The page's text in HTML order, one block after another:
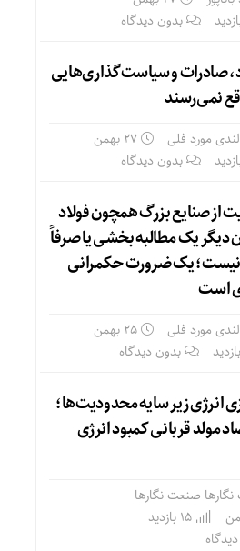
بدون دیدگاه
صادرات و سیاست‌گذاری‌هایی
نمی‌رسند
مورد فلی
۲۷ بهمن
بدون دیدگاه
از صنایع بزرگ همچون فولاد
دیگر یک مطالبه بخشی یا صرفاً
یک ضرورت حکمرانی
است
مورد فلی
۲۵ بهمن
بدون دیدگاه
انرژی زیر سایه محدودیت‌ها؛
مولد قربانی کمبود انرژی
صنعت نگارها